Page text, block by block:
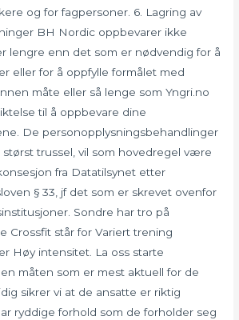
og for fagpersoner. 6. Lagring av
BH Nordic oppbevarer ikke
lengre enn det som er nødvendig for å
eller for å oppfylle formålet med
måte eller så lenge som Yngri.no
til å oppbevare dine
De personopplysningsbehandlinger
trussel, vil som hovedregel være
fra Datatilsynet etter
§ 33, jf det som er skrevet ovenfor
Sondre har tro på
Crossfit står for Variert trening
Høy intensitet. La oss starte
måten som er mest aktuell for de
sikrer vi at de ansatte er riktig
ryddige forhold som de forholder seg